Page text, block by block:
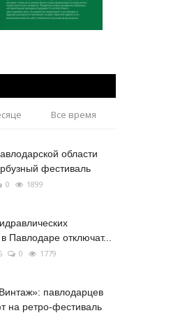
Все время
области
фестиваль
0 1899
Павлодаре отключат...
0 1779
павлодарцев
на ретро-фестиваль